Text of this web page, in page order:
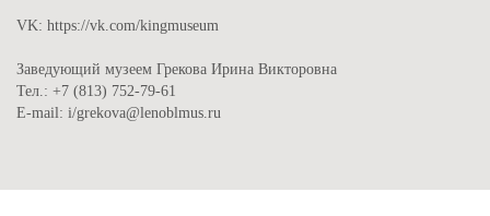
VK: https://vk.com/kingmuseum
Заведующий музеем Грекова Ирина Викторовна
Тел.: +7 (813) 752-79-61
E-mail: i/grekova@lenoblmus.ru